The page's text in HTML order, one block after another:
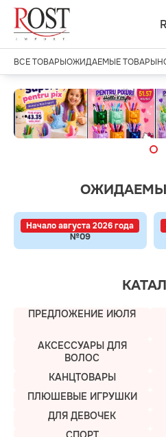
ВСЕ ТОВАРЫОЖИДАЕМЫЕ ТОВАРЫ
.
Начало августа 2026 года
ОЖИДАЕМЫЙ ТОВАР
№09
ПРЕДЛОЖЕНИЕ ИЮЛЯ
АКСЕССУАРЫ ДЛЯ
ВОЛОС
КАНЦТОВАРЫ
ПЛЮШЕВЫЕ ИГРУШКИ
ДЛЯ ДЕВОЧЕК